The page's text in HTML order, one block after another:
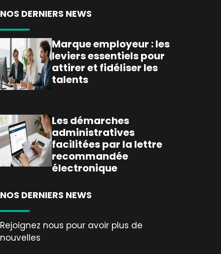
NOS DERNIERS NEWS
Marque employeur : les
leviers essentiels pour
attirer et fidéliser les
talents
Les démarches
administratives
facilitées par la lettre
recommandée
électronique
NOS DERNIERS NEWS
Rejoignez nous pour avoir plus de
nouvelles